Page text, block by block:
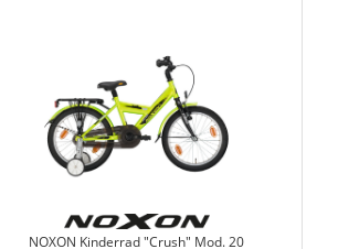
NOXON Kinderrad "Crush" Mod. 20